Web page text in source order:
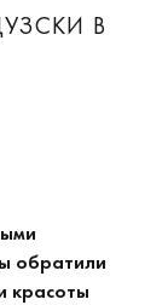
В
ы обратили
красоты